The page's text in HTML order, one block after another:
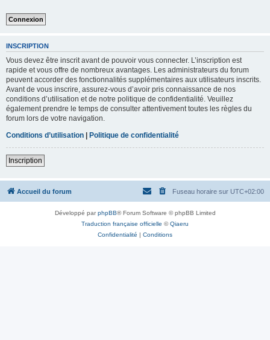
INSCRIPTION
Vous devez être inscrit avant de pouvoir vous connecter. L’inscription est
rapide et vous offre de nombreux avantages. Les administrateurs du forum
peuvent accorder des fonctionnalités supplémentaires aux utilisateurs inscrits.
Avant de vous inscrire, assurez-vous d’avoir pris connaissance de nos
conditions d’utilisation et de notre politique de confidentialité. Veuillez
également prendre le temps de consulter attentivement toutes les règles du
forum lors de votre navigation.
Conditions d’utilisation | Politique de confidentialité
Inscription
Accueil du forum Fuseau horaire sur UTC+02:00
Développé parphpBB® Forum Software © phpBB Limited
Traduction française officielle ©Qiaeru
Confidentialité | Conditions